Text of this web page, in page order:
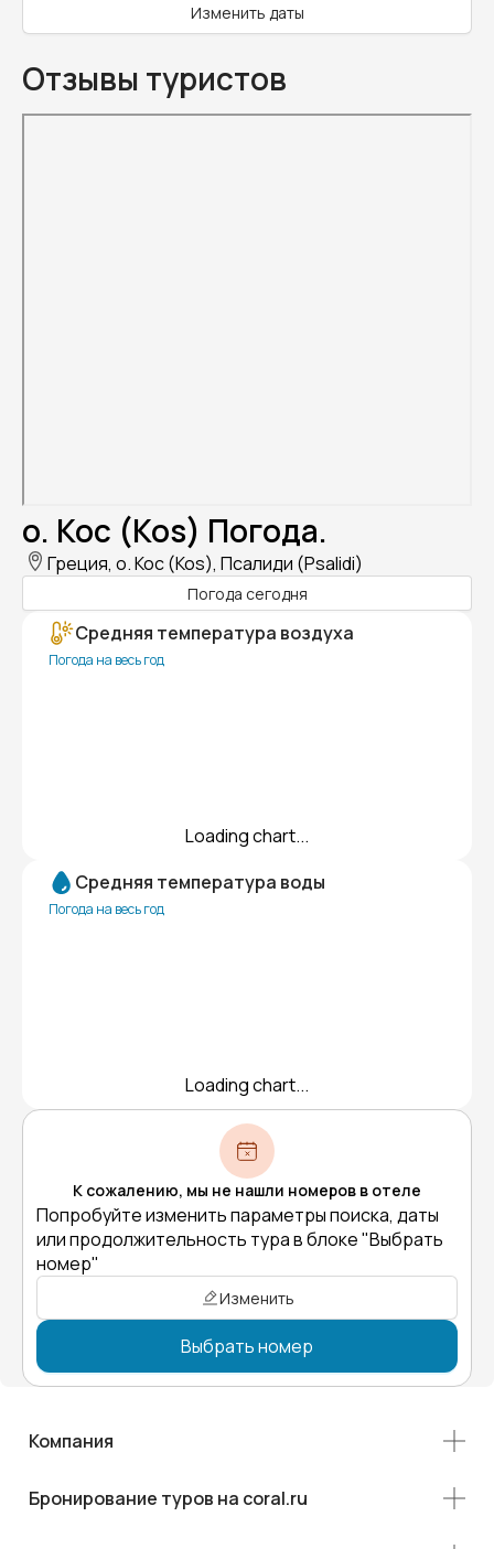
Изменить даты
Отзывы туристов
о. Кос (Kos) Погода.
Греция, о. Кос (Kos), Псалиди (Psalidi)
Погода сегодня
Средняя температура воздуха
Погода на весь год
Loading chart...
Средняя температура воды
Погода на весь год
Loading chart...
К сожалению, мы не нашли номеров в отеле
Попробуйте изменить параметры поиска, даты
или продолжительность тура в блоке "Выбрать
номер"
Изменить
Выбрать номер
Компания
Бронирование туров на coral.ru